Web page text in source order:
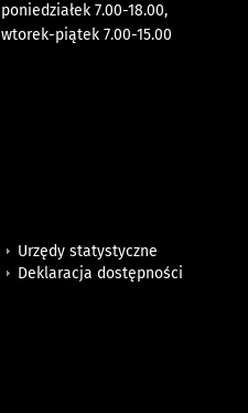
poniedziałek 7.00-18.00,
wtorek-piątek 7.00-15.00
Urzędy statystyczne
Deklaracja dostępności